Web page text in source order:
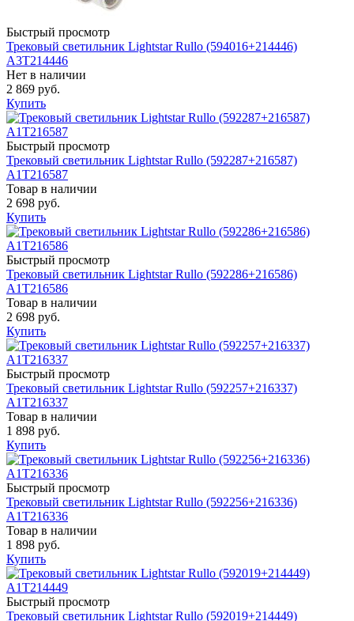
Быстрый просмотр
Трековый светильник Lightstar Rullo (594016+214446)
A3T214446
Нет в наличии
2 869 руб.
Купить
Быстрый просмотр
Трековый светильник Lightstar Rullo (592287+216587)
A1T216587
Товар в наличии
2 698 руб.
Купить
Быстрый просмотр
Трековый светильник Lightstar Rullo (592286+216586)
A1T216586
Товар в наличии
2 698 руб.
Купить
Быстрый просмотр
Трековый светильник Lightstar Rullo (592257+216337)
A1T216337
Товар в наличии
1 898 руб.
Купить
Быстрый просмотр
Трековый светильник Lightstar Rullo (592256+216336)
A1T216336
Товар в наличии
1 898 руб.
Купить
Быстрый просмотр
Трековый светильник Lightstar Rullo (592019+214449)